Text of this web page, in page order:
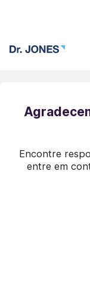
Encontre
entre em